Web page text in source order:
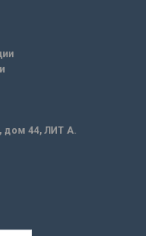
дом 44, ЛИТ А.